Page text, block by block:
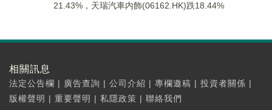
21.43%，天瑞汽車内飾(06162.HK)跌18.44%
相關訊息
法定公告欄 | 廣告查詢 | 公司介紹 | 專欄邀稿 | 投資者關係 |
版權聲明 | 重要聲明 | 私隱政策 | 聯絡我們